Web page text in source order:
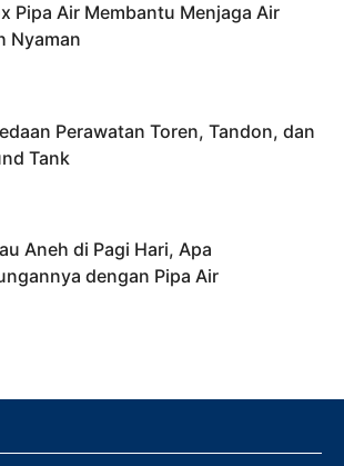
Pipa Air Membantu Menjaga Air
Nyaman
Perawatan Toren, Tandon, dan
Tank
Aneh di Pagi Hari, Apa
dengan Pipa Air